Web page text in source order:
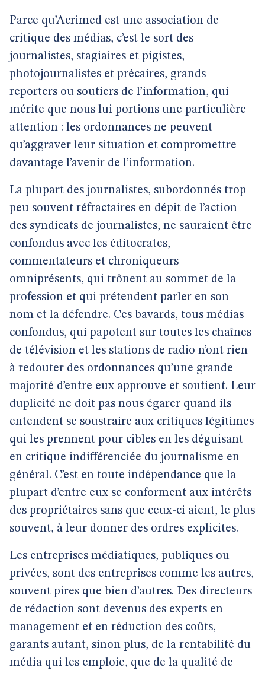
Parce qu’Acrimed est une association de
critique des médias, c’est le sort des
journalistes, stagiaires et pigistes,
photojournalistes et précaires, grands
reporters ou soutiers de l’information, qui
mérite que nous lui portions une particulière
attention : les ordonnances ne peuvent
qu’aggraver leur situation et compromettre
davantage l’avenir de l’information.
La plupart des journalistes, subordonnés trop
peu souvent réfractaires en dépit de l’action
des syndicats de journalistes, ne sauraient être
confondus avec les éditocrates,
commentateurs et chroniqueurs
omniprésents, qui trônent au sommet de la
profession et qui prétendent parler en son
nom et la défendre. Ces bavards, tous médias
confondus, qui papotent sur toutes les chaînes
de télévision et les stations de radio n’ont rien
à redouter des ordonnances qu’une grande
majorité d’entre eux approuve et soutient. Leur
duplicité ne doit pas nous égarer quand ils
entendent se soustraire aux critiques légitimes
qui les prennent pour cibles en les déguisant
en critique indifférenciée du journalisme en
général. C’est en toute indépendance que la
plupart d’entre eux se conforment aux intérêts
des propriétaires sans que ceux-ci aient, le plus
souvent, à leur donner des ordres explicites.
Les entreprises médiatiques, publiques ou
privées, sont des entreprises comme les autres,
souvent pires que bien d’autres. Des directeurs
de rédaction sont devenus des experts en
management et en réduction des coûts,
garants autant, sinon plus, de la rentabilité du
média qui les emploie, que de la qualité de